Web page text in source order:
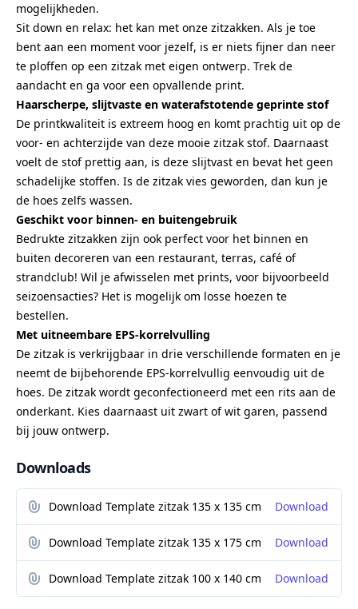
mogelijkheden.
Sit down en relax: het kan met onze zitzakken. Als je toe
bent aan een moment voor jezelf, is er niets fijner dan neer
te ploffen op een zitzak met eigen ontwerp. Trek de
aandacht en ga voor een opvallende print.
Haarscherpe, slijtvaste en waterafstotende geprinte stof
De printkwaliteit is extreem hoog en komt prachtig uit op de
voor- en achterzijde van deze mooie zitzak stof. Daarnaast
voelt de stof prettig aan, is deze slijtvast en bevat het geen
schadelijke stoffen. Is de zitzak vies geworden, dan kun je
de hoes zelfs wassen.
Geschikt voor binnen- en buitengebruik
Bedrukte zitzakken zijn ook perfect voor het binnen en
buiten decoreren van een restaurant, terras, café of
strandclub! Wil je afwisselen met prints, voor bijvoorbeeld
seizoensacties? Het is mogelijk om losse hoezen te
bestellen.
Met uitneembare EPS-korrelvulling
De zitzak is verkrijgbaar in drie verschillende formaten en je
neemt de bijbehorende EPS-korrelvullig eenvoudig uit de
hoes. De zitzak wordt geconfectioneerd met een rits aan de
onderkant. Kies daarnaast uit zwart of wit garen, passend
bij jouw ontwerp.
Downloads
Download Template zitzak 135 x 135 cm Download
Download Template zitzak 135 x 175 cm Download
Download Template zitzak 100 x 140 cm Download